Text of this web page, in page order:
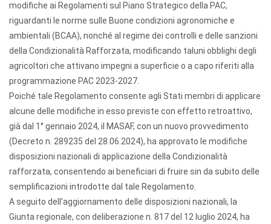
modifiche ai Regolamenti sul Piano Strategico della PAC,
riguardanti le norme sulle Buone condizioni agronomiche e
ambientali (BCAA), nonché al regime dei controlli e delle sanzioni
della Condizionalità Rafforzata, modificando taluni obblighi degli
agricoltori che attivano impegni a superficie o a capo riferiti alla
programmazione PAC 2023-2027.
Poiché tale Regolamento consente agli Stati membri di applicare
alcune delle modifiche in esso previste con effetto retroattivo,
già dal 1° gennaio 2024, il MASAF, con un nuovo provvedimento
(Decreto n. 289235 del 28.06.2024), ha approvato le modifiche
disposizioni nazionali di applicazione della Condizionalità
rafforzata, consentendo ai beneficiari di fruire sin da subito delle
semplificazioni introdotte dal tale Regolamento.
A seguito dell’aggiornamento delle disposizioni nazionali, la
Giunta regionale, con deliberazione n. 817 del 12 luglio 2024, ha